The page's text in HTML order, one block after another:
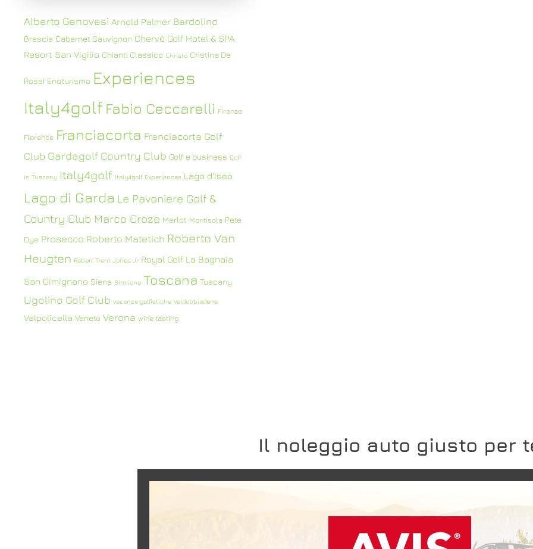
Alberto Genovesi Arnold Palmer Bardolino
Brescia Cabernet Sauvignon Chervò Golf Hotel & SPA
Resort San Vigilio Chianti Classico Christo Cristina De
Rossi Enoturismo Experiences
Italy4golf Fabio Ceccarelli Firenze
Florence Franciacorta Franciacorta Golf
Club Gardagolf Country Club Golf e business Golf
in Tuscany Italy4golf Italy4golf Experiences Lago d'Iseo
Lago di Garda Le Pavoniere Golf &
Country Club Marco Croze Merlot Montisola Pete
Dye Prosecco Roberto Matetich Roberto Van
Heugten Robert Trent Jones Jr Royal Golf La Bagnaia
San Gimignano Siena Sirmione Toscana Tuscany
Ugolino Golf Club vacanze golfistiche Valdobbiadene
Valpolicella Veneto Verona wine tasting
Il noleggio auto giusto per